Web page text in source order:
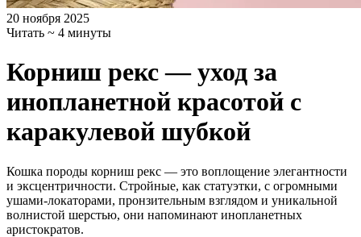
20 ноября 2025
Читать ~ 4 минуты
Корниш рекс — уход за
инопланетной красотой с
каракулевой шубкой
Кошка породы корниш рекс — это воплощение элегантности
и эксцентричности. Стройные, как статуэтки, с огромными
ушами-локаторами, пронзительным взглядом и уникальной
волнистой шерстью, они напоминают инопланетных
аристократов.